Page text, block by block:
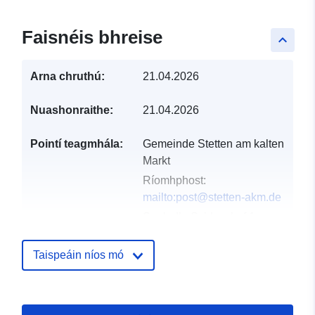
keyboard_arrow_up
Faisnéis bhreise
Arna chruthú: 21.04.2026
Nuashonraithe: 21.04.2026
Pointí teagmhála:
Gemeinde Stetten am kalten
Markt
Ríomhphost:
mailto:post@stetten-akm.de
URL:
Taispeáin níos mó